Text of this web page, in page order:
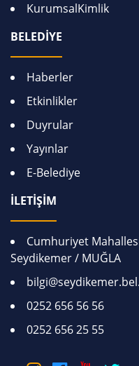
KurumsalKimlik
BELEDİYE
Haberler
Etkinlikler
Duyrular
Yayınlar
E-Belediye
İLETİŞİM
Cumhuriyet
Seydikemer / MUĞLA
0252 656 56 56
0252 656 25 55